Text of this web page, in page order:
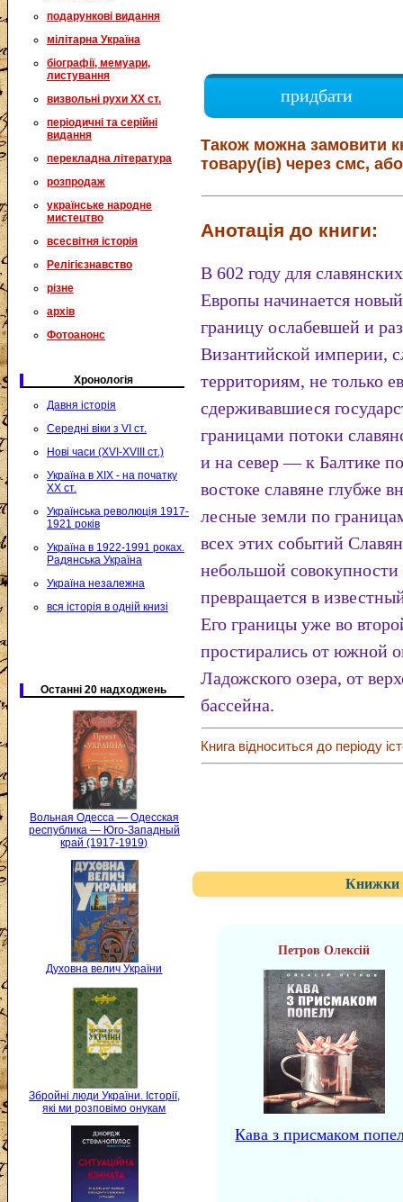
подарункові видання
мілітарна Україна
біографії, мемуари,
листування
визвольні рухи XX ст.
періодичні та серійні
видання
перекладна література
розпродаж
українське народне
мистецтво
всесвітня історія
Релігієзнавство
різне
архів
Фотоанонс
Хронологія
Давня історія
Середні віки з VI ст.
Нові часи (XVI-XVIII ст.)
Україна в XIX - на початку
XX ст.
Українська революція 1917-
1921 років
Україна в 1922-1991 роках.
Радянська Україна
Україна незалежна
вся історія в одній книзі
Останні 20 надходжень
Вольная Одесса — Одесская
республика — Юго-Западный
край (1917-1919)
Духовна велич України
Збройні люди України. Історії,
які ми розповімо онукам
придбати
Також можна замовити
товару(ів) через смс,
Анотація до книги:
В 602 году для
Европы начинается
границу ослабевшей и
Византийской империи,
территориям, не только
сдерживавшиеся
границами потоки
и на север — к Балтике
востоке славяне глубже
лесные земли по
всех этих событий
небольшой
превращается в
Его границы уже во
простирались от южной
Ладожского озера, от
бассейна.
Книга відноситься до періоду
Книжки
Петров Олексій
Кава з присмаком